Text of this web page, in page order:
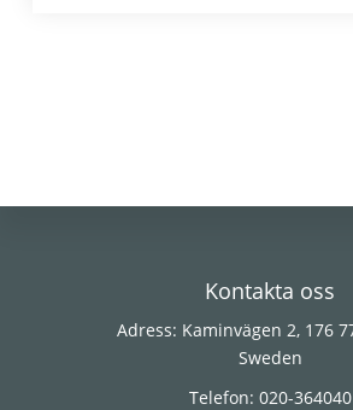
Kontakta oss
Adress: Kaminvägen 2, 176
Sweden
Telefon: 020-364040